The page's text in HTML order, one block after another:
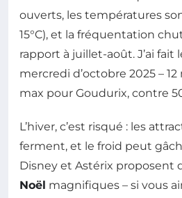
ouverts, les températures
15°C), et la fréquentation
rapport à juillet-août. J’ai fait
mercredi d’octobre 2025 –
max pour Goudurix, contre
L’hiver, c’est risqué : les
ferment, et le froid peut
Disney et Astérix proposent
Noël magnifiques – si vous